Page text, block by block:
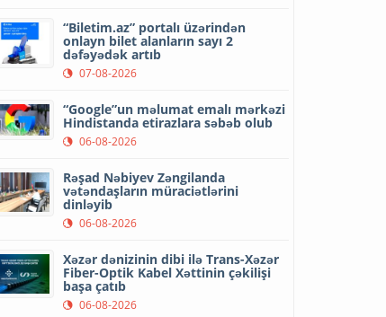
“Biletim.az” portalı üzərindən
onlayn bilet alanların sayı 2
dəfəyədək artıb
07-08-2026
“Google”un məlumat emalı mərkəzi
Hindistanda etirazlara səbəb olub
06-08-2026
Rəşad Nəbiyev Zəngilanda
vətəndaşların müraciətlərini
dinləyib
06-08-2026
Xəzər dənizinin dibi ilə Trans-Xəzər
Fiber-Optik Kabel Xəttinin çəkilişi
başa çatıb
06-08-2026